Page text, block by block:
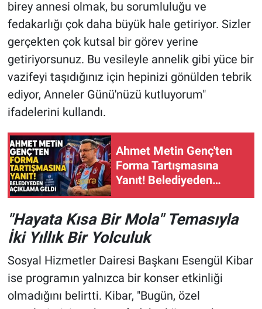
birey annesi olmak, bu sorumluluğu ve
fedakarlığı çok daha büyük hale getiriyor. Sizler
gerçekten çok kutsal bir görev yerine
getiriyorsunuz. Bu vesileyle annelik gibi yüce bir
vazifeyi taşıdığınız için hepinizi gönülden tebrik
ediyor, Anneler Günü'nüzü kutluyorum"
ifadelerini kullandı.
Ahmet Metin Genç'ten
Forma Tartışmasına
Yanıt! Belediyeden
"Hayata Kısa Bir Mola" Temasıyla
İki Yıllık Bir Yolculuk
Sosyal Hizmetler Dairesi Başkanı Esengül Kibar
ise programın yalnızca bir konser etkinliği
olmadığını belirtti. Kibar, "Bugün, özel